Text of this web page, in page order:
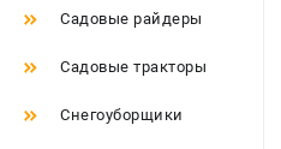
Садовые райдеры
Садовые тракторы
Снегоуборщики